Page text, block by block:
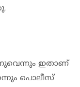
ഇതാണ്
പൊലീസ്